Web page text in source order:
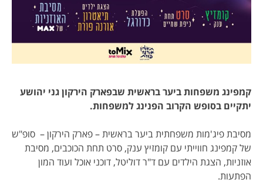
קמפינג משפחות ביער בראשית שבפארק הירקון גני יהושע
יתקיים בסופש הקרוב הפנינג למשפחות.
מסיבת פיג'מות משפחתית ביער בראשית – פארק הירקון – סופ"ש
של קמפינג חווייתי עם קומזיץ ענק, סרט תחת הכוכבים, מסיבת
אוזניות, הצגת הילדים עם ד"ר דוליטל, דוכני אוכל ועוד המון
הפתעות.